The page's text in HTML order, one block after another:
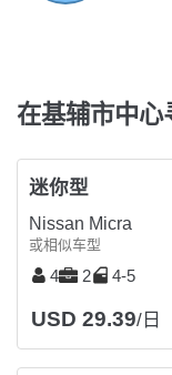
在基辅市中心
迷你型
Nissan Micra
或相似车型
4 2 4-5
USD 29.39/日